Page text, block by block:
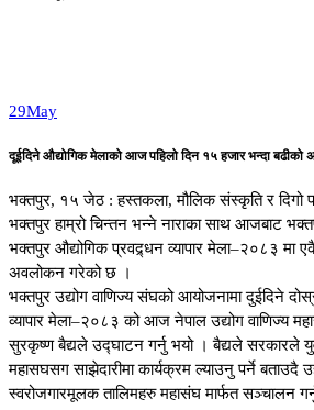
29May
दूईदिने औद्योगिक मेलाको आज पहिलो दिन १५ हजार भन्दा बढीको
भक्तपुर, १५ जेठ : हस्तकला, मौलिक संस्कृति र दिगो
भक्तपुर हाम्रो चिन्तन भन्ने नाराका साथ आजबाट
भक्तपुर औद्योगिक प्रवद्र्धन व्यापार मेला–२०८३ मा
अवलोकन गरेको छ ।
भक्तपुर उद्योग वाणिज्य संघको आयोजनामा दुईदिने
व्यापार मेला–२०८३ को आज नेपाल उद्योग वाणिज्य
सुरकृष्ण बैद्यले उद्घाटन गर्नु भयो । बैद्यले सरकारले
महासघसग साझेदारीमा कार्यक्रम ल्याउनु पर्ने बताउदै
स्वरोजगारमूलक तालिमहरु महासंघ मार्फत सञ्चालन